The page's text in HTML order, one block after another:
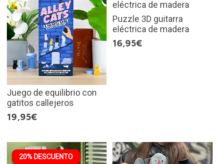
Juego de equilibrio con
gatitos callejeros
19,95€
Puzzle 3D guitarra
eléctrica de madera
16,95€
20% DESCUENTO